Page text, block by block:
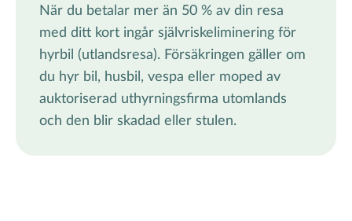
När du betalar mer än 50 % av din resa
med ditt kort ingår självriskeliminering för
hyrbil (utlandsresa). Försäkringen gäller om
du hyr bil, husbil, vespa eller moped av
auktoriserad uthyrningsfirma utomlands
och den blir skadad eller stulen.